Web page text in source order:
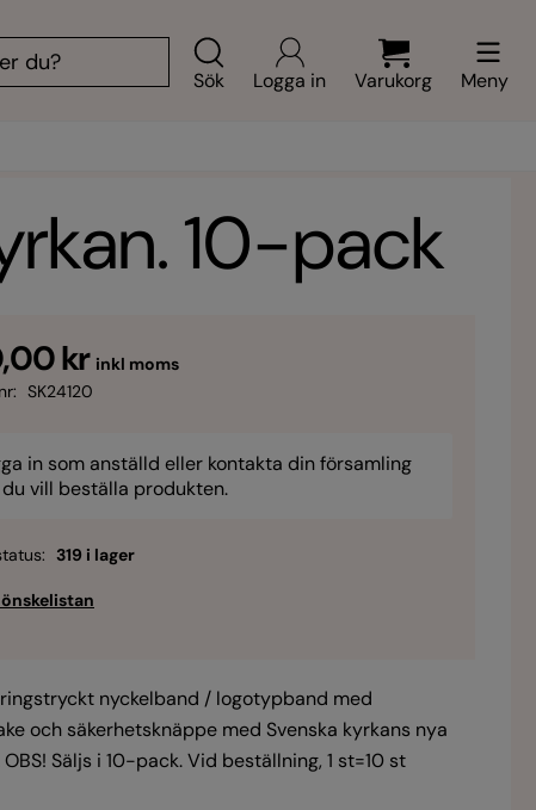
Logga in Varukorg Meny
Sök
10-pack
kr inkl moms
SK24120
in som anställd eller kontakta din församling
vill beställa produkten.
319 i lager
nyckelband / logotypband med
och säkerhetsknäppe med Svenska kyrkans nya
Säljs i 10-pack. Vid beställning, 1 st=10 st